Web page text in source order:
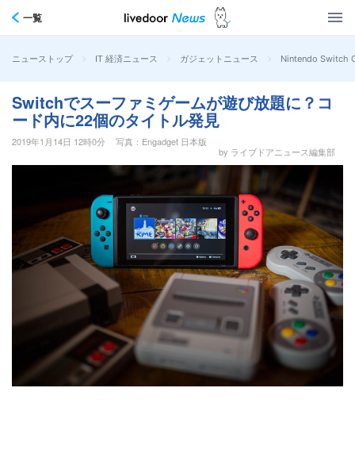
一覧
ニューストップ > IT 経済ニュース > ガジェットニュース > Nintendo Switch
Switchでスーファミゲームが遊び放題に？コ
ード内に22個のタイトル発見
2019年1月14日 12時0分
写真：Engadget 日本版
by ライブドアニュース編集部